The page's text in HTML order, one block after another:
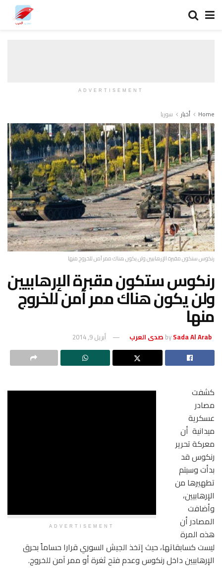
ADVERTISEMENT
Home أخبار سوريا
رنكوس ستكون مقبرة الإرهابيين ولن يكون هناك ممر آمن للخروج منها
رنكوس ستكون مقبرة الإرهابيين
ولن يكون هناك ممر آمن للخروج
منها
bySada Al Arab صدى العرب أبريل 9, 2014
ADVERTISEMENT
كشفت
مصادر
عسكرية
ميدانية أن
معركة تحرير
رنكوس قد
بدأت وسيتم
تطهيرها من
الإرهابيين،
وأضافت
المصادر أن
هذه المرة
ليست كسابقاتها، حيث إتخذ الجيش السوري قرارا حساماً بحرق
الإرهابيين داخل رنكوس وعدم فتح ثغرة أو ممر آمن للخروج.